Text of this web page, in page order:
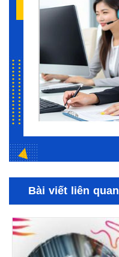
Bài viết liên quan